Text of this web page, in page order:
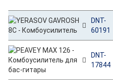
DNT-
60191
DNT-
17844